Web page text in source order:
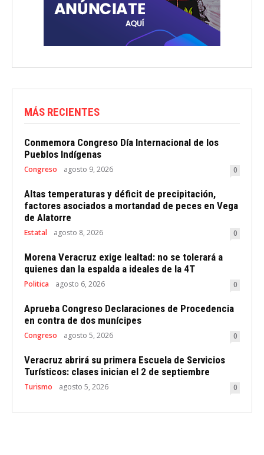
MÁS RECIENTES
Conmemora Congreso Día Internacional de los
Pueblos Indígenas
Congreso agosto 9, 2026 0
Altas temperaturas y déficit de precipitación,
factores asociados a mortandad de peces en Vega
de Alatorre
Estatal agosto 8, 2026 0
Morena Veracruz exige lealtad: no se tolerará a
quienes dan la espalda a ideales de la 4T
Politica agosto 6, 2026 0
Aprueba Congreso Declaraciones de Procedencia
en contra de dos munícipes
Congreso agosto 5, 2026 0
Veracruz abrirá su primera Escuela de Servicios
Turísticos: clases inician el 2 de septiembre
Turismo agosto 5, 2026 0